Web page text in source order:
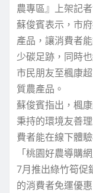
農專區』上架記
蘇俊賓表示，市
產品，讓消費者
少碳足跡，同時
市民朋友至楓康
質農產品。
蘇俊賓指出，楓
秉持的環境友善
費者能在線下體
「桃園好農導購
7月推出綠竹筍促
的消費者免運優